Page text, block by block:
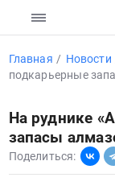
Главная Новости
подкарьерные
На руднике
запасы
Поделиться: